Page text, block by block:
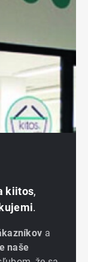
kiitos,
.
a
naše